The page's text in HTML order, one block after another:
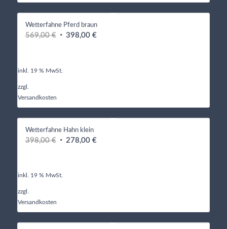
Wetterfahne Pferd braun
569,00€ Ursprünglicher
569,00 €
398,00 €Aktueller
inkl. 19 % MwSt.
zzgl.
Versandkosten
Wetterfahne Hahn klein
398,00€ Ursprünglicher
398,00 €
278,00 €Aktueller
inkl. 19 % MwSt.
zzgl.
Versandkosten